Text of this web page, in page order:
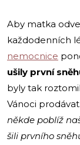
Aby matka
každodenních
nemocnice
ušily první
byly tak
Vánoci prodávat.
někde poblíž
šili prvního